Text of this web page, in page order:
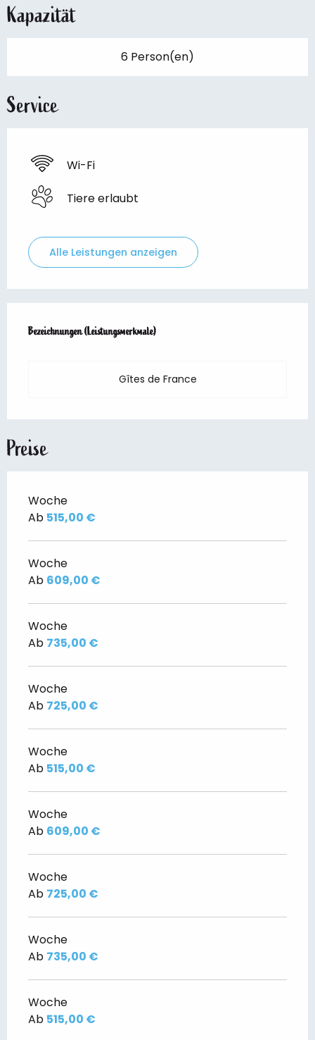
Kapazität
6 Person(en)
Service
Wi-Fi
Tiere erlaubt
Alle Leistungen anzeigen
Bezeichnungen (Leistungsmerkmale)
Bezeichnungen (Leistungsmerkmale)
Gîtes de France
Preise
Woche
Ab 515,00 €
Woche
Ab 609,00 €
Woche
Ab 735,00 €
Woche
Ab 725,00 €
Woche
Ab 515,00 €
Woche
Ab 609,00 €
Woche
Ab 725,00 €
Woche
Ab 735,00 €
Woche
Ab 515,00 €